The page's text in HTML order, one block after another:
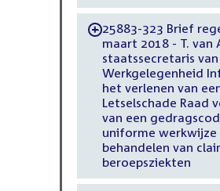
-25883-323 Brief
maart 2018 - T. van
staatssecretaris van
Werkgelegenheid
het verlenen van
Letselschade Raad
van een
uniforme werkwijze
behandelen van
beroepsziekten